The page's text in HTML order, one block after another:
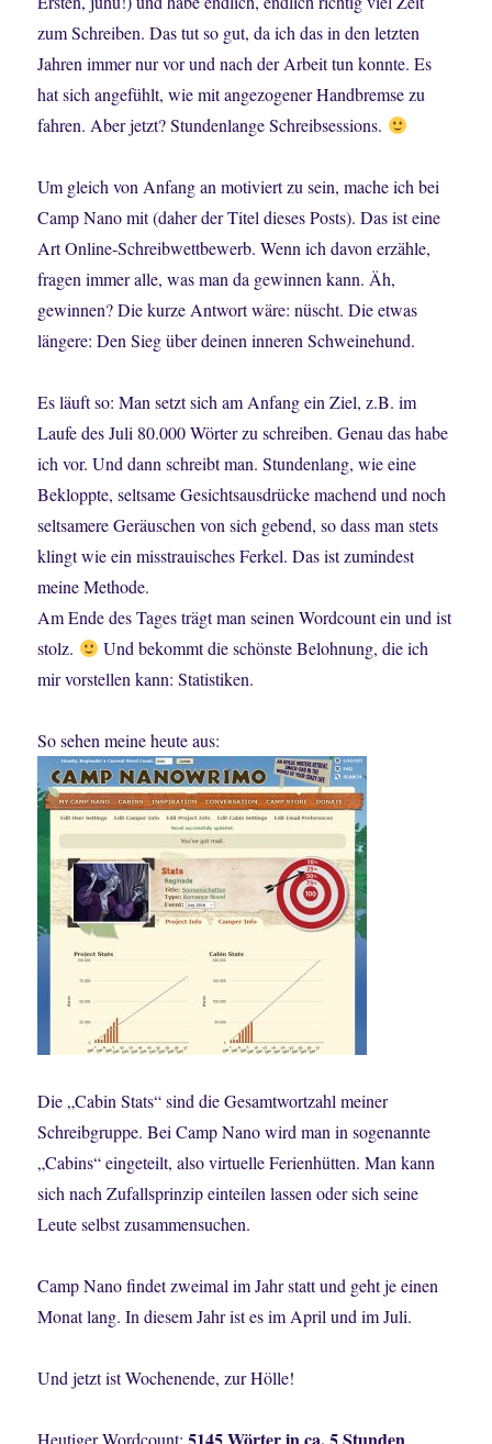
zum Schreiben. Das tut so gut, da ich das in den letzten
Jahren immer nur vor und nach der Arbeit tun konnte. Es
hat sich angefühlt, wie mit angezogener Handbremse zu
fahren. Aber jetzt? Stundenlange Schreibsessions.
Um gleich von Anfang an motiviert zu sein, mache ich bei
Camp Nano mit (daher der Titel dieses Posts). Das ist eine
Art Online-Schreibwettbewerb. Wenn ich davon erzähle,
fragen immer alle, was man da gewinnen kann. Äh,
gewinnen? Die kurze Antwort wäre: nüscht. Die etwas
längere: Den Sieg über deinen inneren Schweinehund.
Es läuft so: Man setzt sich am Anfang ein Ziel, z.B. im
Laufe des Juli 80.000 Wörter zu schreiben. Genau das habe
ich vor. Und dann schreibt man. Stundenlang, wie eine
Bekloppte, seltsame Gesichtsausdrücke machend und noch
seltsamere Geräuschen von sich gebend, so dass man stets
klingt wie ein misstrauisches Ferkel. Das ist zumindest
meine Methode.
Am Ende des Tages trägt man seinen Wordcount ein und ist
stolz.
Und bekommt die schönste Belohnung, die ich
mir vorstellen kann: Statistiken.
So sehen meine heute aus:
Die „Cabin Stats“ sind die Gesamtwortzahl meiner
Schreibgruppe. Bei Camp Nano wird man in sogenannte
„Cabins“ eingeteilt, also virtuelle Ferienhütten. Man kann
sich nach Zufallsprinzip einteilen lassen oder sich seine
Leute selbst zusammensuchen.
Camp Nano findet zweimal im Jahr statt und geht je einen
Monat lang. In diesem Jahr ist es im April und im Juli.
Und jetzt ist Wochenende, zur Hölle!